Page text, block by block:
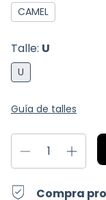
CAMEL
Talle: U
U
Guía de talles
Compra